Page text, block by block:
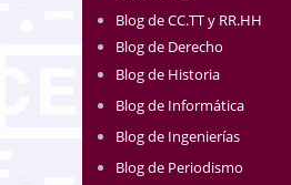
Blog de CC.TT y RR.HH
Blog de Derecho
Blog de Historia
Blog de Informática
Blog de Ingenierías
Blog de Periodismo